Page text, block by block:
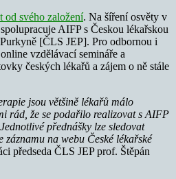
od svého založení. Na šíření osvěty v
AIFP s Českou lékařskou
[ČLS JEP]. Pro odbornou i
vzdělávací semináře a
českých lékařů a zájem o ně stále
jsou většině lékařů málo
rád, že se podařilo realizovat s AIFP
přednášky lze sledovat
záznamu na webu České lékařské
předseda ČLS JEP prof. Štěpán